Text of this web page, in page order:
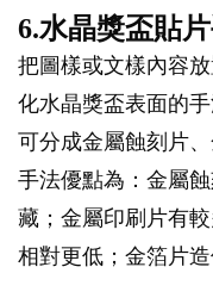
6.水晶獎盃貼
把圖樣或文樣內容
化水晶獎盃表面的
可分成金屬蝕刻片
手法優點為：金屬
藏；金屬印刷片有
相對更低；金箔片造